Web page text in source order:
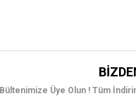
Bültenimize Üye Olun ! Tüm